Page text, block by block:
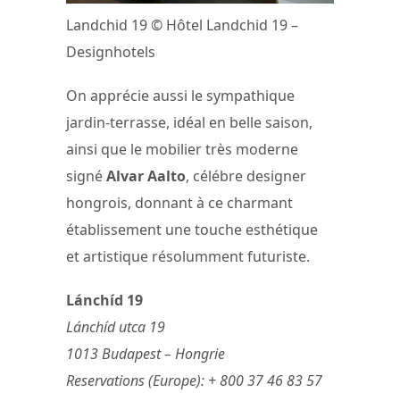
Landchid 19 © Hôtel Landchid 19 –
Designhotels
On apprécie aussi le sympathique
jardin-terrasse, idéal en belle saison,
ainsi que le mobilier très moderne
signéAlvar Aalto, célébre designer
hongrois, donnant à ce charmant
établissement une touche esthétique
et artistique résolumment futuriste.
Lánchíd 19
Lánchíd utca 19
1013 Budapest – Hongrie
Reservations (Europe): + 800 37 46 83 57